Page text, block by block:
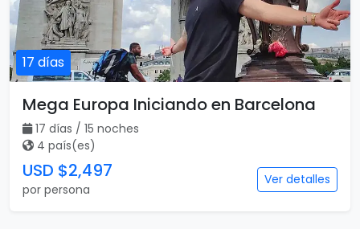
17 días
Mega Europa Iniciando en Barcelona
17 días / 15 noches
4 país(es)
USD $2,497
por persona
Ver detalles